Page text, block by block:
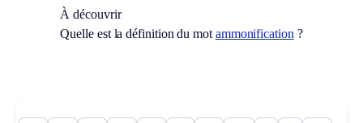
À découvrir
Quelle est la définition du mot ammonification ?